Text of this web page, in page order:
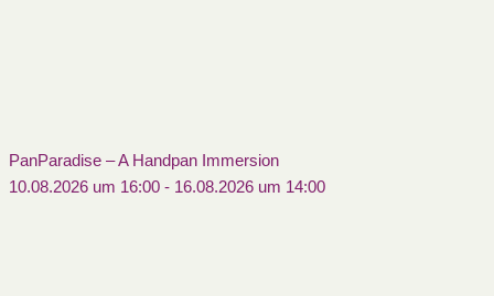
PanParadise – A Handpan Immersion
10.08.2026 um 16:00- 16.08.2026 um 14:00